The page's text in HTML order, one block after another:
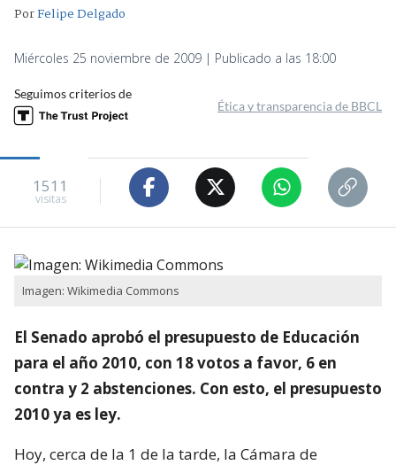
PorFelipe Delgado
Miércoles 25 noviembre de 2009 | Publicado a las 18:00
Seguimos criterios de
Ética y transparencia de BBCL
1511
visitas
Imagen: Wikimedia Commons
El Senado aprobó el presupuesto de Educación
para el año 2010, con 18 votos a favor, 6 en
contra y 2 abstenciones. Con esto, el presupuesto
2010 ya es ley.
Hoy, cerca de la 1 de la tarde, la Cámara de